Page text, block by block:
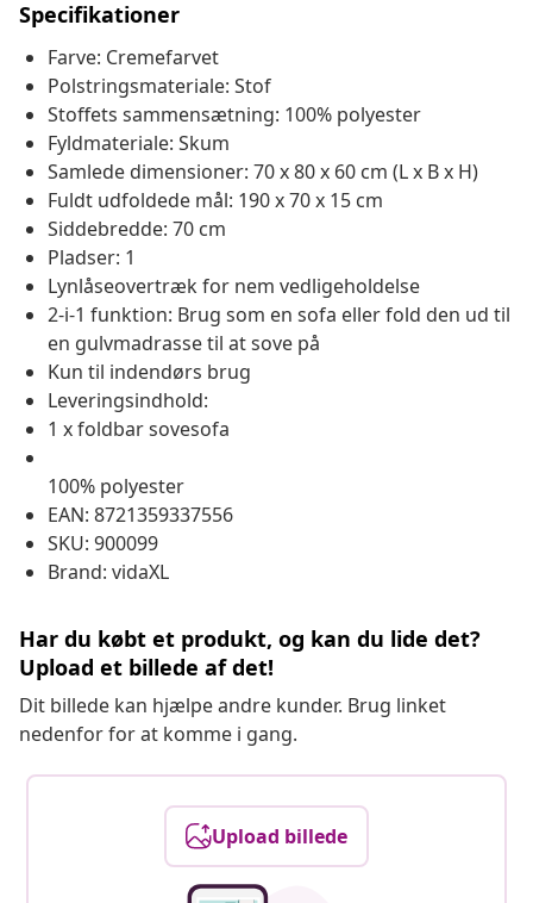
Specifikationer
Farve: Cremefarvet
Polstringsmateriale: Stof
Stoffets sammensætning: 100% polyester
Fyldmateriale: Skum
Samlede dimensioner: 70 x 80 x 60 cm (L x B x H)
Fuldt udfoldede mål: 190 x 70 x 15 cm
Siddebredde: 70 cm
Pladser: 1
Lynlåseovertræk for nem vedligeholdelse
2-i-1 funktion: Brug som en sofa eller fold den ud til
en gulvmadrasse til at sove på
Kun til indendørs brug
Leveringsindhold:
1 x foldbar sovesofa
100% polyester
EAN: 8721359337556
SKU: 900099
Brand: vidaXL
Har du købt et produkt, og kan du lide det?
Upload et billede af det!
Dit billede kan hjælpe andre kunder. Brug linket
nedenfor for at komme i gang.
Upload billede